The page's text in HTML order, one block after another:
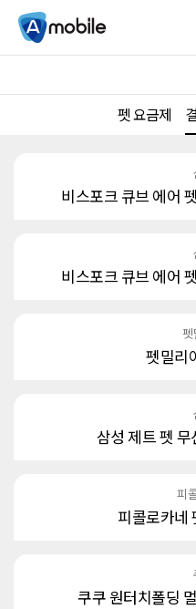
펫 요금제
비스포크 큐브 에어
비스포크 큐브 에어
펫밀리
삼성 제트 펫
피
피콜로카네
쿠쿠 원터치폴딩